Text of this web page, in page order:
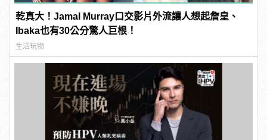
乾真大！Jamal Murray口交影片外流讓人想起詹皇、
Ibaka也有30公分驚人巨根！
生活玩物